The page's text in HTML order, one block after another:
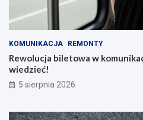
KOMUNIKACJA REMONTY
Rewolucja biletowa w
wiedzieć!
5 sierpnia 2026